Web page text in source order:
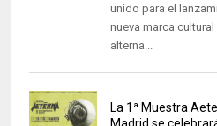
unido para el
nueva marca
alterna...
La 1ª Muestra
Madrid se